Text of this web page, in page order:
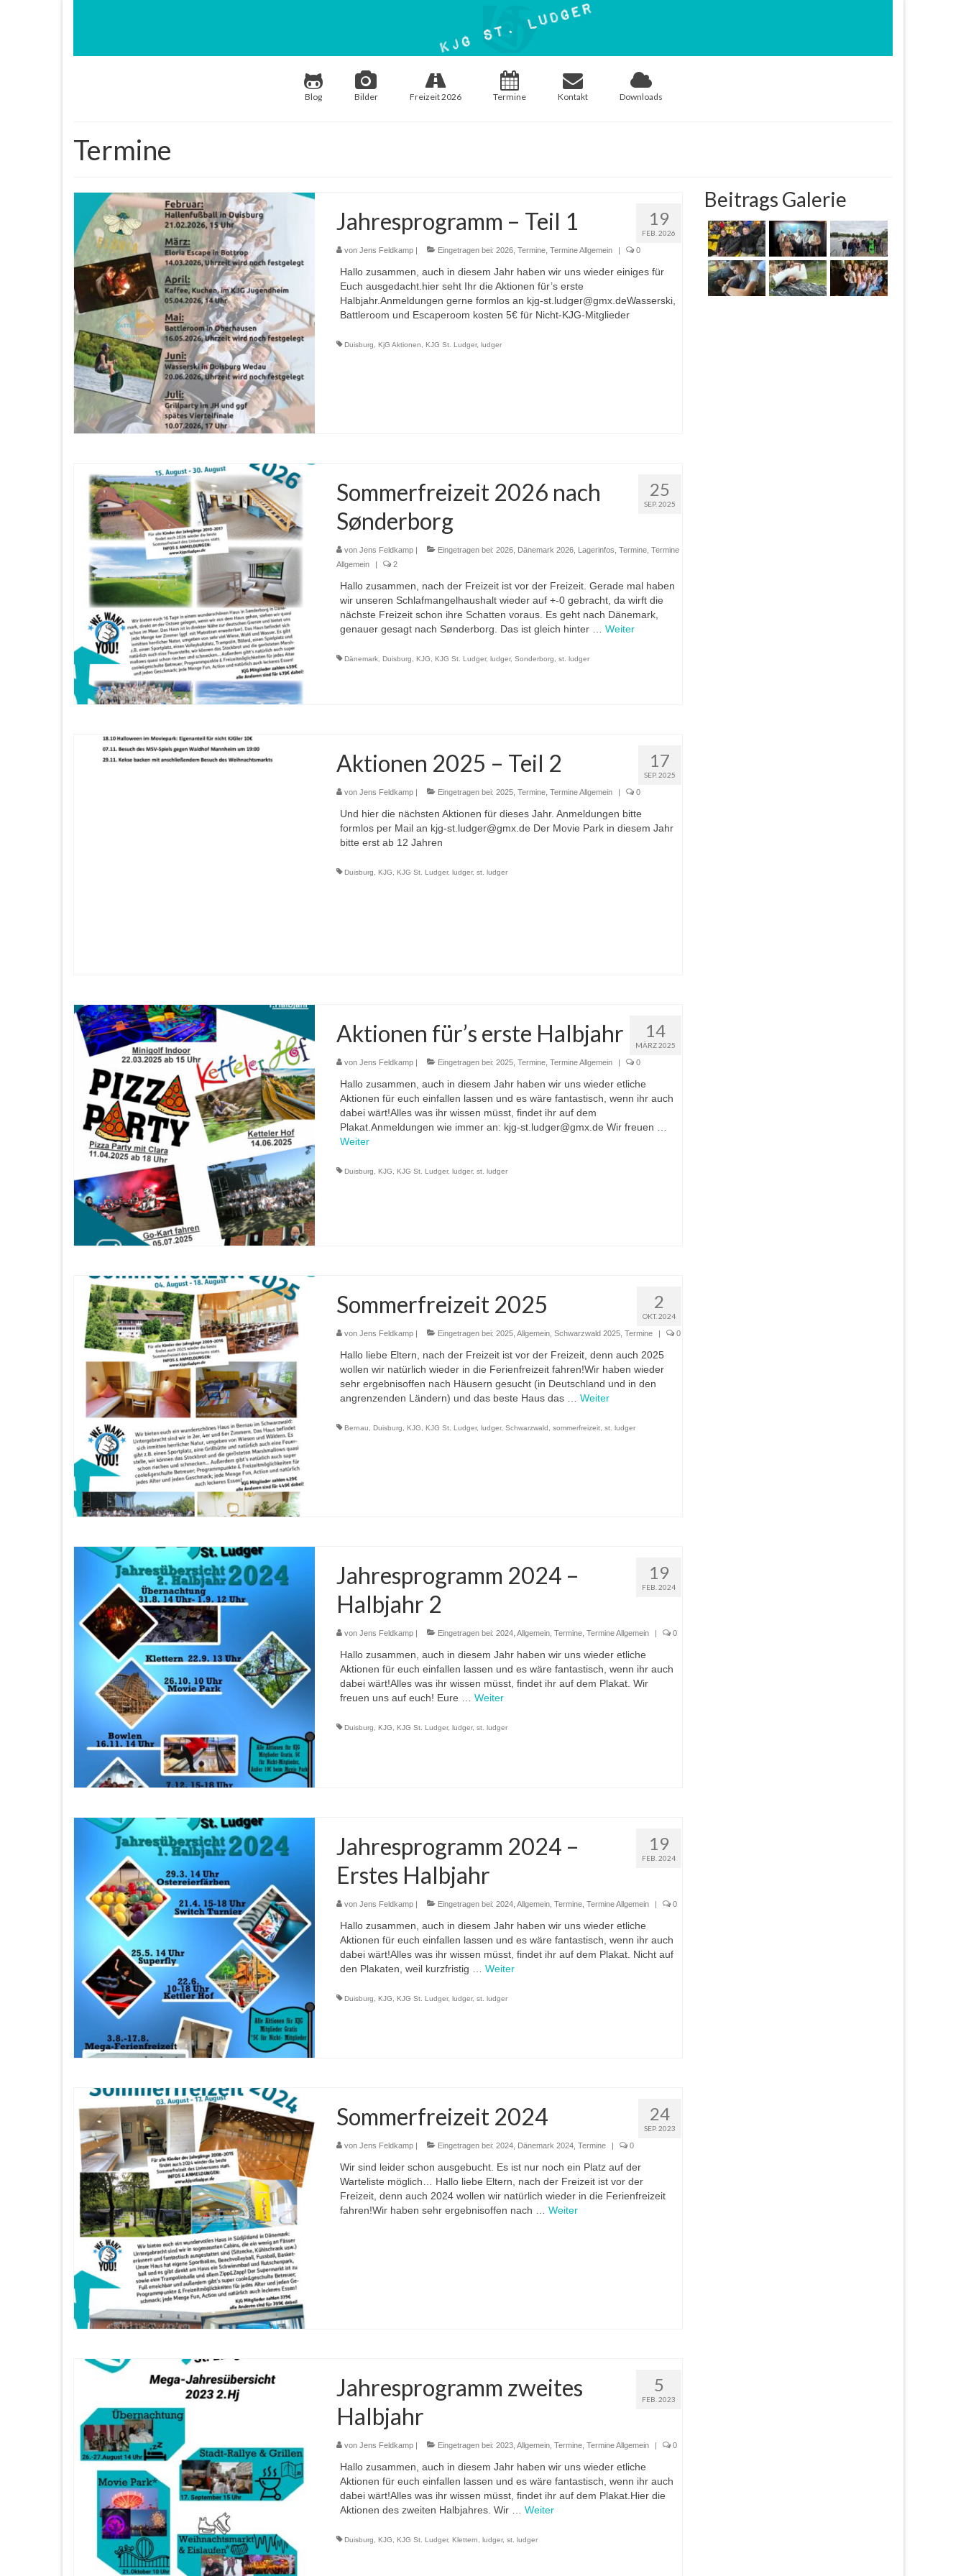
Blog Bilder Freizeit 2026 Termine Kontakt Downloads
Termine
19
FEB. 2026
Jahresprogramm – Teil 1
von Jens Feldkamp| Eingetragen bei: 2026, Termine, Termine Allgemein | 0
Hallo zusammen, auch in diesem Jahr haben wir uns wieder einiges für
Euch ausgedacht.hier seht Ihr die Aktionen für’s erste
Halbjahr.Anmeldungen gerne formlos an kjg-st.ludger@gmx.deWasserski,
Battleroom und Escaperoom kosten 5€ für Nicht-KJG-Mitglieder
Duisburg KjG Aktionen KJG St. Ludger, ludger
25
SEP. 2025
Sommerfreizeit 2026 nach
Sønderborg
von Jens Feldkamp| Eingetragen bei: 2026, Dänemark 2026, Lagerinfos Termine, Termine
Allgemein
| 2
Hallo zusammen, nach der Freizeit ist vor der Freizeit. Gerade mal haben
wir unseren Schlafmangelhaushalt wieder auf +-0 gebracht, da wirft die
nächste Freizeit schon ihre Schatten voraus. Es geht nach Dänemark,
genauer gesagt nach Sønderborg. Das ist gleich hinter … Weiter
Dänemark, Duisburg KJG KJG St. Ludger, ludger, Sonderborg st. ludger
17
SEP. 2025
Aktionen 2025 – Teil 2
von Jens Feldkamp| Eingetragen bei: 2025, Termine, Termine Allgemein | 0
Und hier die nächsten Aktionen für dieses Jahr. Anmeldungen bitte
formlos per Mail an kjg-st.ludger@gmx.de Der Movie Park in diesem Jahr
bitte erst ab 12 Jahren
Duisburg KJG KJG St. Ludger, ludger, st. ludger
14
MÄRZ 2025
Aktionen für’s erste Halbjahr
von Jens Feldkamp| Eingetragen bei: 2025, Termine, Termine Allgemein 0
Hallo zusammen, auch in diesem Jahr haben wir uns wieder etliche
Aktionen für euch einfallen lassen und es wäre fantastisch, wenn ihr auch
dabei wärt!Alles was ihr wissen müsst, findet ihr auf dem
Plakat.Anmeldungen wie immer an: kjg-st.ludger@gmx.de Wir freuen …
Weiter
Duisburg, KJG, KJG St. Ludger, ludger, st. ludger
2
OKT. 2024
Sommerfreizeit 2025
von Jens Feldkamp| Eingetragen bei: 2025, Allgemein, Schwarzwald 2025, Termine | 0
Hallo liebe Eltern, nach der Freizeit ist vor der Freizeit, denn auch 2025
wollen wir natürlich wieder in die Ferienfreizeit fahren!Wir haben wieder
sehr ergebnisoffen nach Häusern gesucht (in Deutschland und in den
angrenzenden Ländern) und das beste Haus das … Weiter
Bernau Duisburg KJG KJG St. Ludger, ludger, Schwarzwald sommerfreizeit, st. ludger
19
FEB. 2024
Jahresprogramm 2024 –
Halbjahr 2
von Jens Feldkamp| Eingetragen bei: 2024, Allgemein, Termine, Termine Allgemein | 0
Hallo zusammen, auch in diesem Jahr haben wir uns wieder etliche
Aktionen für euch einfallen lassen und es wäre fantastisch, wenn ihr auch
dabei wärt!Alles was ihr wissen müsst, findet ihr auf dem Plakat. Wir
freuen uns auf euch! Eure … Weiter
Duisburg KJG KJG St. Ludger, ludger, st. ludger
19
FEB. 2024
Jahresprogramm 2024 –
Erstes Halbjahr
von Jens Feldkamp| Eingetragen bei: 2024, Allgemein, Termine, Termine Allgemein | 0
Hallo zusammen, auch in diesem Jahr haben wir uns wieder etliche
Aktionen für euch einfallen lassen und es wäre fantastisch, wenn ihr auch
dabei wärt!Alles was ihr wissen müsst, findet ihr auf dem Plakat. Nicht auf
den Plakaten, weil kurzfristig … Weiter
Duisburg KJG KJG St. Ludger, ludger, st. ludger
24
SEP. 2023
Sommerfreizeit 2024
von Jens Feldkamp| Eingetragen bei: 2024, Dänemark 2024, Termine 0
Wir sind leider schon ausgebucht. Es ist nur noch ein Platz auf der
Warteliste möglich… Hallo liebe Eltern, nach der Freizeit ist vor der
Freizeit, denn auch 2024 wollen wir natürlich wieder in die Ferienfreizeit
fahren!Wir haben sehr ergebnisoffen nach … Weiter
5
FEB. 2023
Jahresprogramm zweites
Halbjahr
von Jens Feldkamp| Eingetragen bei: 2023, Allgemein, Termine, Termine Allgemein | 0
Hallo zusammen, auch in diesem Jahr haben wir uns wieder etliche
Aktionen für euch einfallen lassen und es wäre fantastisch, wenn ihr auch
dabei wärt!Alles was ihr wissen müsst, findet ihr auf dem Plakat.Hier die
Aktionen des zweiten Halbjahres. Wir … Weiter
Duisburg KJG KJG St. Ludger, Klettern ludger, st. ludger
Beitrags Galerie